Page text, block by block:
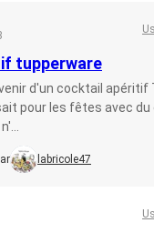
tupperware
d'un cocktail apéritif
pour les fêtes avec
labricole47